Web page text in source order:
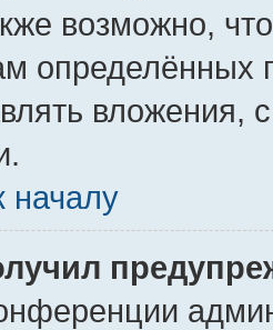
возможно,
определённых
вложения,
началу